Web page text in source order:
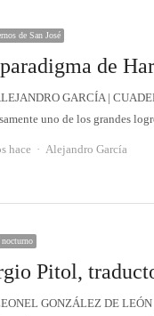
de San José
de
GARCÍA |
uno de los grandes
hace Autor
Alejandro García
nocturno
Pitol,
GONZÁLEZ DE LEÓN